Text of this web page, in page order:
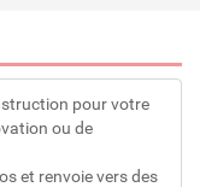
pour votre
ou de
et renvoie vers des